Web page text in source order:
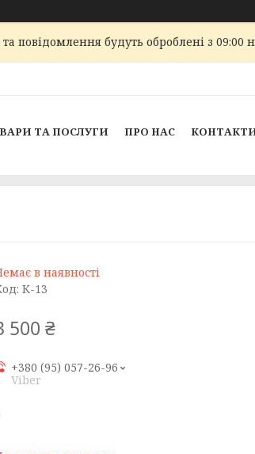
повідомлення будуть оброблені з 09:00
ТА ПОСЛУГИ ПРО НАС
в наявності
К-13
500 ₴
+380 (95) 057-26-96
Viber